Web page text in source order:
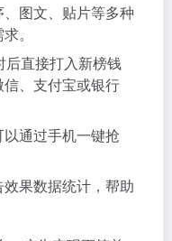
图文、贴片等多种
。
后直接打入新榜钱
、支付宝或银行
通过手机一键抢
果数据统计，帮助